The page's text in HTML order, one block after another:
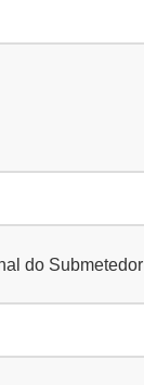
do Submetedor